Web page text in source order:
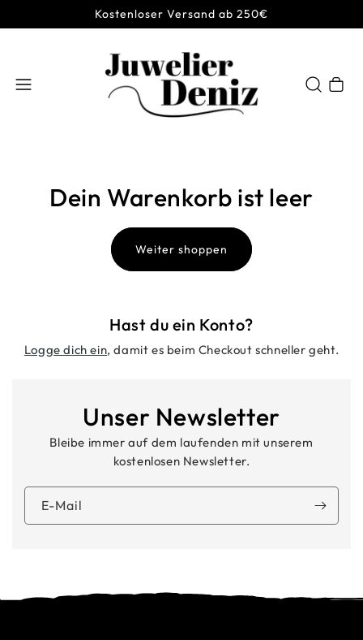
Kostenloser Versand ab 250€
Dein Warenkorb ist leer
Weiter shoppen
Hast du ein Konto?
Logge dich ein, damit es beim Checkout schneller geht.
Unser Newsletter
Bleibe immer auf dem laufenden mit unserem
kostenlosen Newsletter.
E-Mail